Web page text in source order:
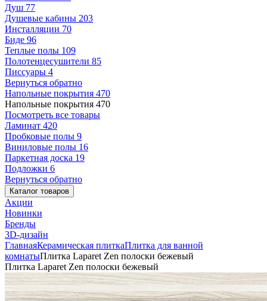
Душ 77
Душевые кабины 203
Инсталляции 70
Биде 96
Теплые полы 109
Полотенцесушители 85
Писсуары 4
Вернуться обратно
Напольные покрытия 470
Напольные покрытия 470
Посмотреть все товары
Ламинат 420
Пробковые полы 9
Виниловые полы 16
Паркетная доска 19
Подложки 6
Вернуться обратно
Каталог товаров
Акции
Новинки
Бренды
3D-дизайн
ГлавнаяКерамическая плиткаПлитка для ванной
комнатыПлитка Laparet Zen полоски бежевый
Плитка Laparet Zen полоски бежевый